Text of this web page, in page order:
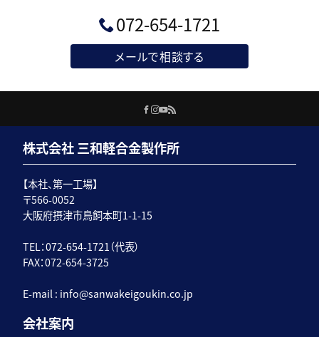
072-654-1721
メールで相談する
株式会社 三和軽合金製作所
【本社、第一工場】
〒566-0052
大阪府摂津市鳥飼本町1-1-15
TEL：072-654-1721（代表）
FAX：072-654-3725
E-mail : info@sanwakeigoukin.co.jp
会社案内